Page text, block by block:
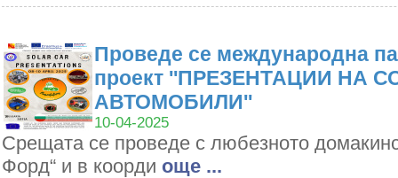
Проведе се международна
проект ''ПРЕЗЕНТАЦИИ НА
АВТОМОБИЛИ''
10-04-2025
Срещата се проведе с любезното
Форд“ и в коорди oще ...